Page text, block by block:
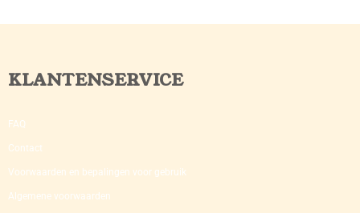
KLANTENSERVICE
FAQ
Contact
Voorwaarden en bepalingen voor gebruik
Algemene voorwaarden